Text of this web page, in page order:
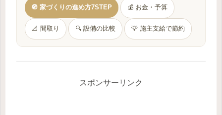
🧭 家づくりの進め方7STEP 💰 お金・予算
📐 間取り 🔍 設備の比較 💡 施主支給で節約
スポンサーリンク